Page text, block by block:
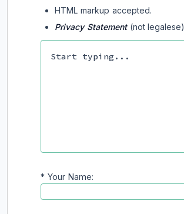
HTML markup accepted.
Privacy Statement(not legalese)
* Your Name: